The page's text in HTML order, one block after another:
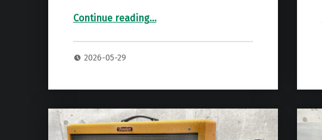
Continue reading“FENDER HOT ROD DEVILLE 212 III COMBO コンボアンプ 専用ハードケース”
…
2026-05-29